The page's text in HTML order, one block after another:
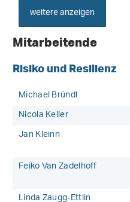
weitere anzeigen
Mitarbeitende
Risiko und Resilienz
Michael Bründl
Nicola Keller
Jan Kleinn
Feiko Van Zadelhoff
Linda Zaugg-Ettlin